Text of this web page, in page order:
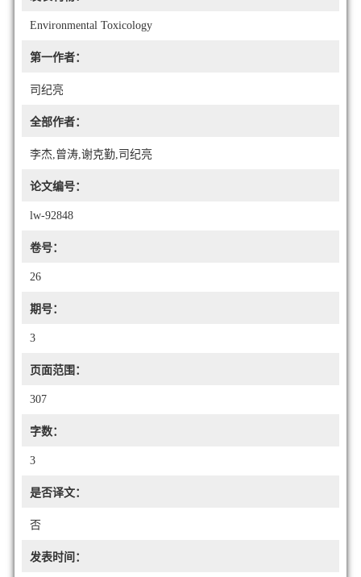
Environmental Toxicology
第一作者：
司纪亮
全部作者：
李杰,曾涛,谢克勤,司纪亮
论文编号：
lw-92848
卷号：
26
期号：
3
页面范围：
307
字数：
3
是否译文：
否
发表时间：